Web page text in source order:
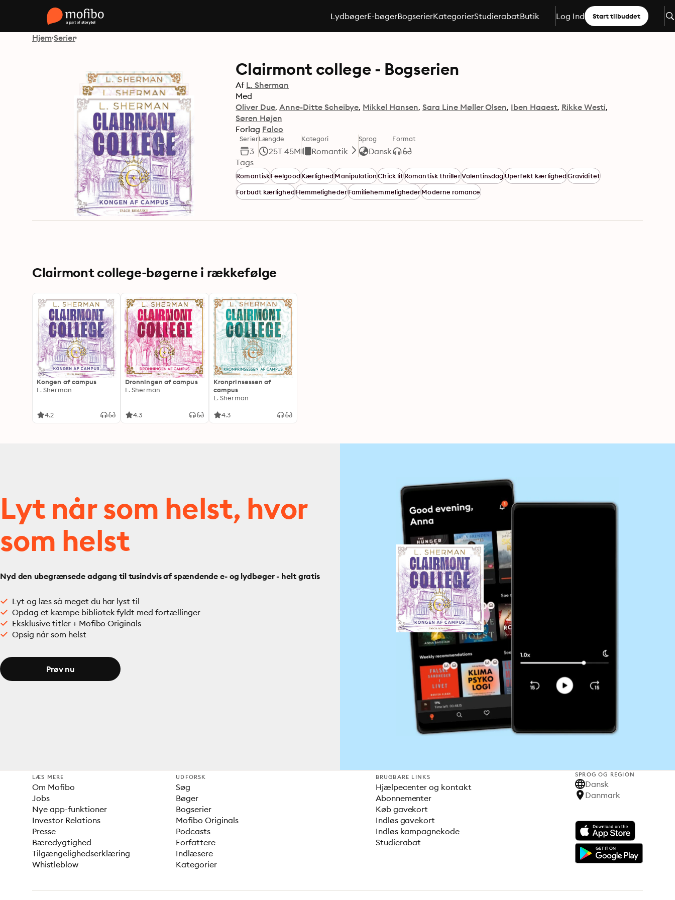
LydbøgerE-bøgerBogserierKategorierStudierabatButik Log Ind Start tilbuddet
Hjem Serier
Clairmont college - Bogserien
Af L. Sherman
Med
Oliver Due Anne-Ditte Scheibye Mikkel Hansen Sara Line Møller Olsen Iben Haaest Rikke Westi
Søren Højen
Forlag Falco
Serier
3
Længde
25T 45M
Kategori
Romantik
Sprog
Dansk
Format
Tags
RomantiskFeelgoodKærlighedManipulationChick litRomantisk thrillerValentinsdagUperfekt kærlighedGraviditet
Forbudt kærlighedHemmelighederFamiliehemmelighederModerne romance
Clairmont college-bøgerne i rækkefølge
Kongen af campus
L. Sherman
4.2
Dronningen af campus
L. Sherman
4.3
Kronprinsessen af
campus
L. Sherman
4.3
Lyt når som helst, hvor
som helst
Nyd den ubegrænsede adgang til tusindvis af spændende e- og lydbøger - helt gratis
Lyt og læs så meget du har lyst til
Opdag et kæmpe bibliotek fyldt med fortællinger
Eksklusive titler + Mofibo Originals
Opsig når som helst
Prøv nu
LÆS MERE
Om Mofibo
Jobs
Nye app-funktioner
Investor Relations
Presse
Bæredygtighed
Tilgængelighedserklæring
Whistleblow
UDFORSK
Søg
Bøger
Bogserier
Mofibo Originals
Podcasts
Forfattere
Indlæsere
Kategorier
BRUGBARE LINKS
Hjælpecenter og kontakt
Abonnementer
Køb gavekort
Indløs gavekort
Indløs kampagnekode
Studierabat
SPROG OG REGION
Dansk
Danmark